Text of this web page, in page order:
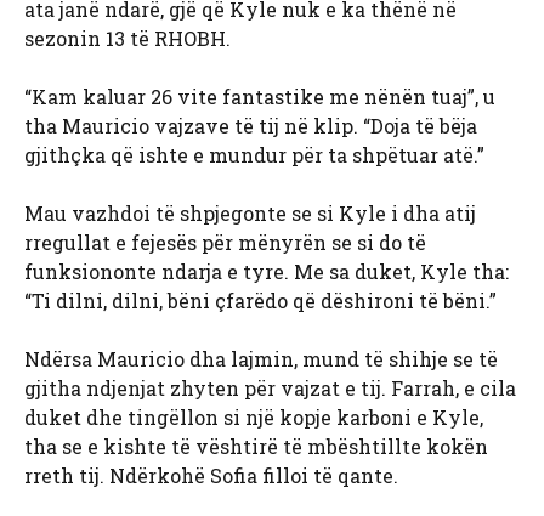
ata janë ndarë, gjë që Kyle nuk e ka thënë në
sezonin 13 të RHOBH.
“Kam kaluar 26 vite fantastike me nënën tuaj”, u
tha Mauricio vajzave të tij në klip. “Doja të bëja
gjithçka që ishte e mundur për ta shpëtuar atë.”
Mau vazhdoi të shpjegonte se si Kyle i dha atij
rregullat e fejesës për mënyrën se si do të
funksiononte ndarja e tyre. Me sa duket, Kyle tha:
“Ti dilni, dilni, bëni çfarëdo që dëshironi të bëni.”
Ndërsa Mauricio dha lajmin, mund të shihje se të
gjitha ndjenjat zhyten për vajzat e tij. Farrah, e cila
duket dhe tingëllon si një kopje karboni e Kyle,
tha se e kishte të vështirë të mbështillte kokën
rreth tij. Ndërkohë Sofia filloi të qante.